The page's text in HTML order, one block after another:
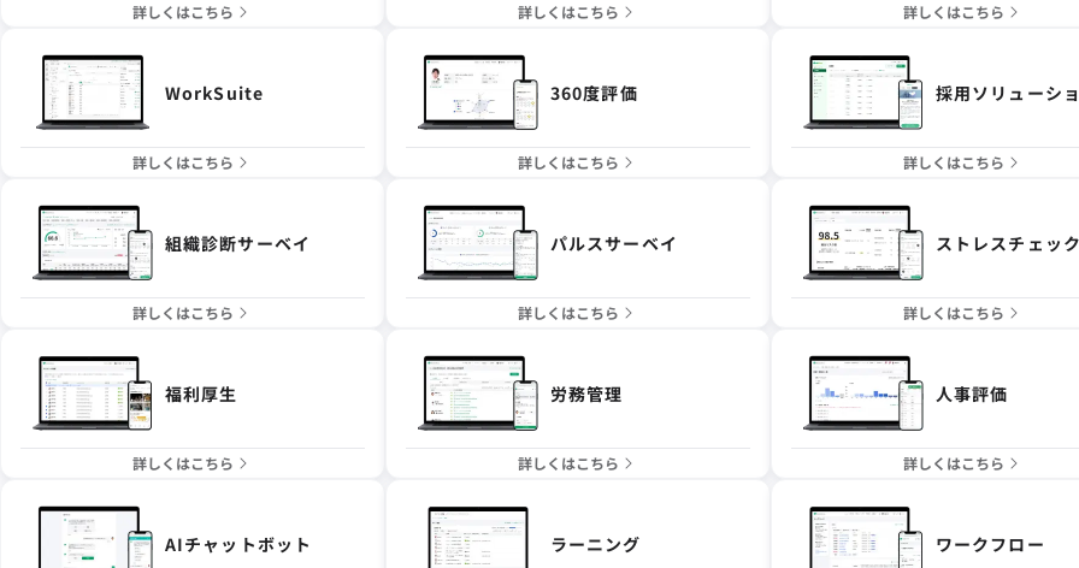
詳しくはこちら 詳しくはこちら 詳しくはこちら
WorkSuite
詳しくはこちら
360度評価
詳しくはこちら
採用ソリューシ
詳しくはこちら
組織診断サーベイ
詳しくはこちら
パルスサーベイ
詳しくはこちら
ストレスチェッ
詳しくはこちら
福利厚生
詳しくはこちら
労務管理
詳しくはこちら
人事評価
詳しくはこちら
AIチャットボット ラーニング ワークフロー